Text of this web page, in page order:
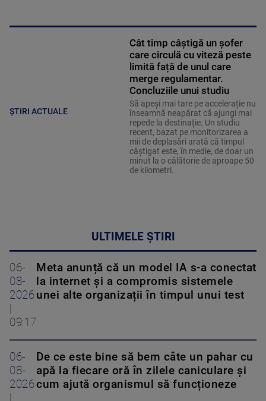
ȘTIRI ACTUALE
Cât timp câștigă un șofer
care circulă cu viteză peste
limită față de unul care
merge regulamentar.
Concluziile unui studiu
Să apeși mai tare pe accelerație nu
înseamnă neapărat că ajungi mai
repede la destinație. Un studiu
recent, bazat pe monitorizarea a
mii de deplasări arată că timpul
câștigat este, în medie, de doar un
minut la o călătorie de aproape 50
de kilometri.
ULTIMELE ȘTIRI
06-
08-
2026
09:17
Meta anunță că un model IA s-a conectat
la internet și a compromis sistemele
unei alte organizații în timpul unui test
06-
08-
2026
De ce este bine să bem câte un pahar cu
apă la fiecare oră în zilele caniculare și
cum ajută organismul să funcționeze